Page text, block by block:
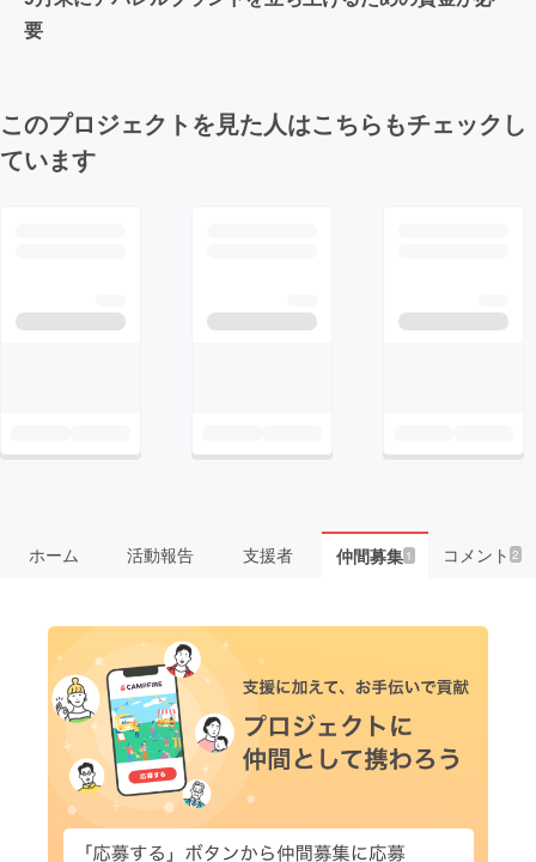
要
このプロジェクトを見た人はこちらもチェックし
ています
ホーム 活動報告 支援者 仲間募集 1 コメント2